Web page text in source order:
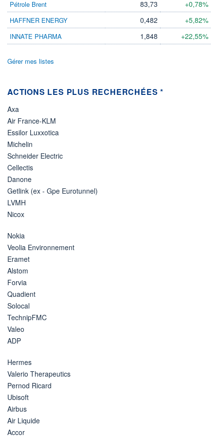
0,00 EUR
PROCHAIN
DIVIDENDE
-
Non éligible
+ PORTEFEUILLE
Pétrole Brent 83,73 +0,78%
HAFFNER ENERGY 0,482 +5,82%
INNATE PHARMA 1,848 +22,55%
Gérer mes listes
ACTIONS LES PLUS RECHERCHÉES *
Axa
Air France-KLM
Essilor Luxxotica
Michelin
Schneider Electric
Cellectis
Danone
Getlink (ex - Gpe Eurotunnel)
LVMH
Nicox
Nokia
Veolia Environnement
Eramet
Alstom
Forvia
Quadient
Solocal
TechnipFMC
Valeo
ADP
Hermes
Valerio Therapeutics
Pernod Ricard
Ubisoft
Airbus
Air Liquide
Accor